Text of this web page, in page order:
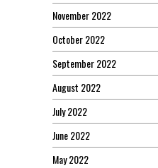
November 2022
October 2022
September 2022
August 2022
July 2022
June 2022
May 2022